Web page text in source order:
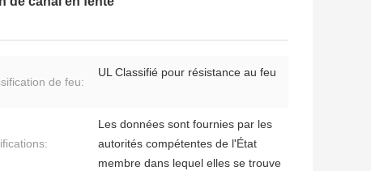
de feu:
UL Classifié pour résistance au feu
Les données sont fournies par les
autorités compétentes de l'État
membre dans lequel elles se trouve